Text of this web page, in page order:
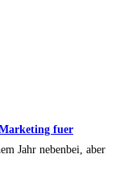
fuer
Jahr nebenbei, aber